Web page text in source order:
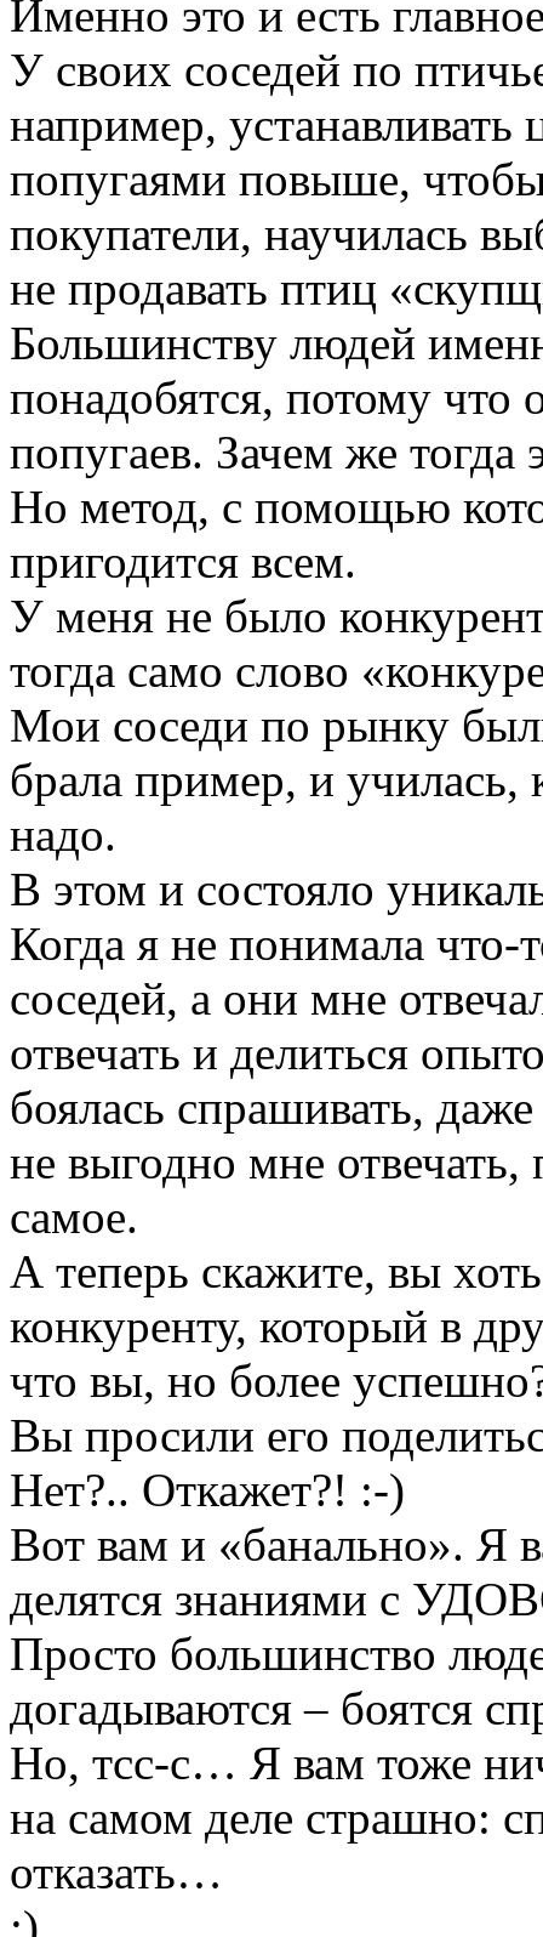
Именно это и есть
У своих соседей по
например,
попугаями повыше, чтобы
покупатели, научилась
не продавать птиц
Большинству людей
понадобятся, потому что
попугаев. Зачем же
Но метод, с помощью
пригодится всем.
У меня не было
тогда само слово
Мои соседи по рынку
брала пример, и училась,
надо.
В этом и состояло
Когда я не понимала что-
соседей, а они мне
отвечать и делиться
боялась спрашивать,
не выгодно мне
самое.
А теперь скажите, вы
конкуренту, который в
что вы, но более
Вы просили его
Нет?.. Откажет?! :-)
Вот вам и «банально». Я
делятся знаниями с
Просто большинство
догадываются – боятся
Но, тсс-с… Я вам тоже
на самом деле страшно:
отказать…